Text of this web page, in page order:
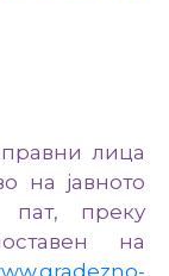
лица
на јавното
пат, преку
на